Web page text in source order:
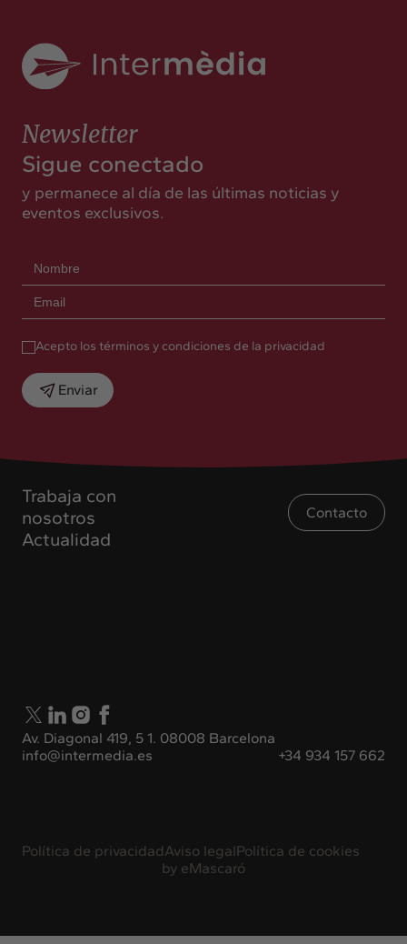
Trabaja con
nosotros
Actualidad
Contacto
Av. Diagonal 419, 5 1. 08008 Barcelona
info@intermedia.es
+34 934 157 662
Newsletter
Sigue conectado
y permanece al día de las últimas noticias y
eventos exclusivos.
Acepto los términos y condiciones de la privacidad
Enviar
Política de privacidadAviso legalPolítica de cookies
by eMascaró